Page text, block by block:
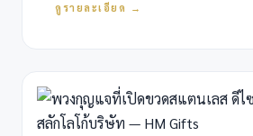
เลเซอร์ เพิ่มมูลค่าให้แบรนด์และสร้างการจ
ดูรายละเอียด →